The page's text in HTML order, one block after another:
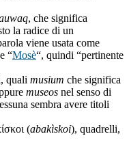
, che significa
la radice di un
viene usata come
“Mosè“, quindi “pertinente
quali musium che significa
museos nel senso di
sembra avere titoli
(abakìskoi), quadrelli,